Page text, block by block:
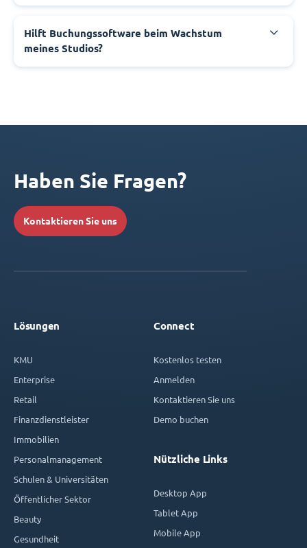
Hilft Buchungssoftware beim Wachstum
meines Studios?
Haben Sie Fragen?
Kontaktieren Sie uns
Lösungen
KMU
Enterprise
Retail
Finanzdienstleister
Immobilien
Personalmanagement
Schulen & Universitäten
Öffentlicher Sektor
Beauty
Gesundheit
Connect
Kostenlos testen
Anmelden
Kontaktieren Sie uns
Demo buchen
Nützliche Links
Desktop App
Tablet App
Mobile App